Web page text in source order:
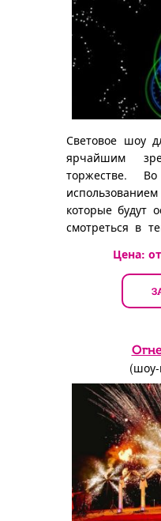
Световое шоу
ярчайшим
торжестве.
которые будут
смотреться в
Цена: от